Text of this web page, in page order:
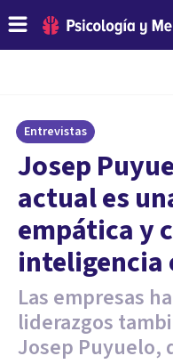
Entrevistas
Josep
actual es
empática y
inteligencia
Las empresas
liderazgos
Josep Puyuelo,